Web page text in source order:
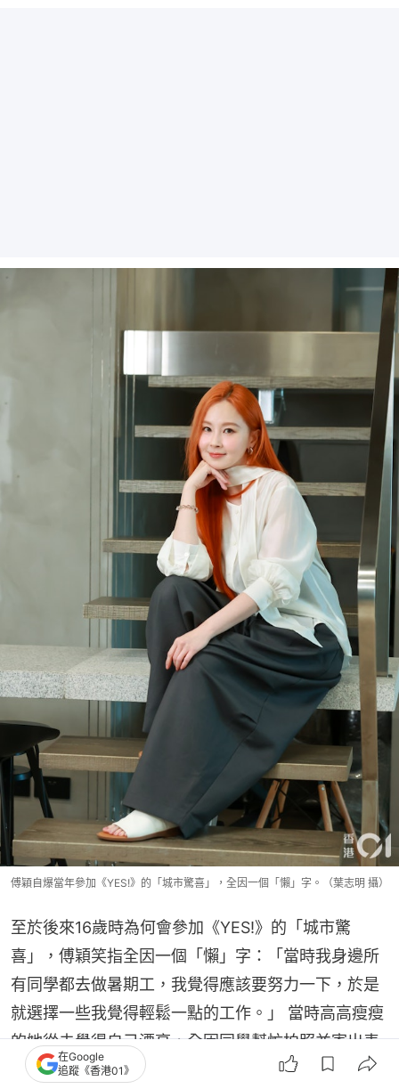
傅穎自爆當年參加《YES!》的「城市驚喜」，全因一個「懶」字。（葉志明 攝）
至於後來16歲時為何會參加《YES!》的「城市驚
喜」，傅穎笑指全因一個「懶」字：「當時我身邊所
有同學都去做暑期工，我覺得應該要努力一下，於是
就選擇一些我覺得輕鬆一點的工作。」 當時高高瘦瘦
的她從未覺得自己漂亮，全因同學幫忙拍照並寄出表
格，才誤打誤撞成功錄取成為兼職模特兒，記得當時
在Google
追蹤《香港01》